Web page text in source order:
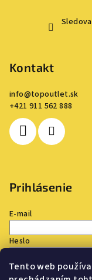
Tento web
Kontakt
info@topoutlet.sk
+421 911 562 888
Prihlásenie
E-mail
Heslo
Prihlásiť sa